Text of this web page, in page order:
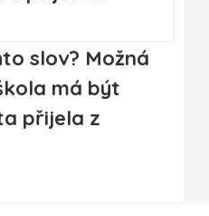
slov? Možná
má být
přijela z